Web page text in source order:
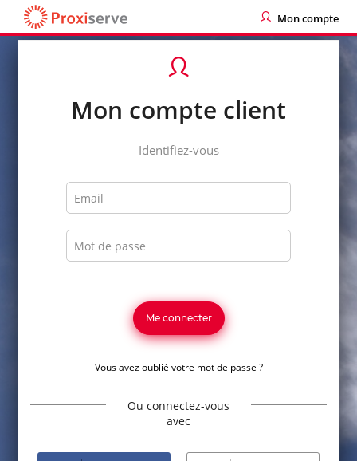
Mon compte
Mon compte client
Identifiez-vous
Email
Mot de passe
Me connecter
Vous avez oublié votre mot de passe ?
Ou connectez-vous
avec